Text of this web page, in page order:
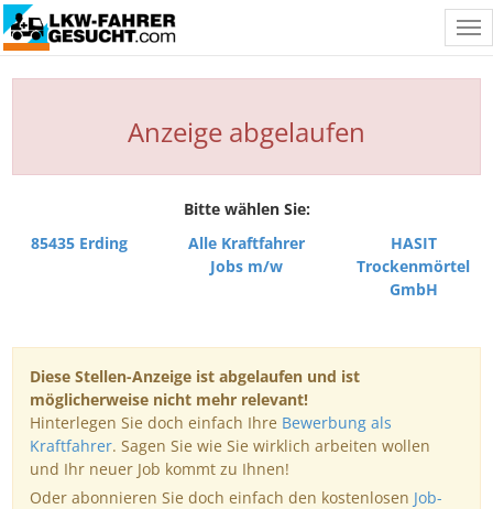
Anzeige abgelaufen
Bitte wählen Sie:
85435 Erding
Alle Kraftfahrer
Jobs m/w
HASIT
Trockenmörtel
GmbH
Diese Stellen-Anzeige ist abgelaufen und ist
möglicherweise nicht mehr relevant!
Hinterlegen Sie doch einfach Ihre Bewerbung als
Kraftfahrer. Sagen Sie wie Sie wirklich arbeiten wollen
und Ihr neuer Job kommt zu Ihnen!
Oder abonnieren Sie doch einfach den kostenlosen Job-